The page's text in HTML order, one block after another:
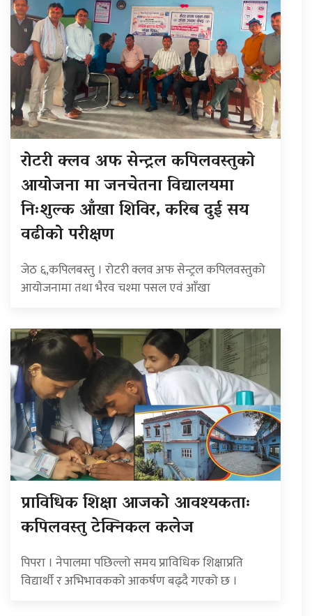
रोटरी क्लव अफ सेन्ट्रल कपिलवस्तुको
आयोजना मा जनचेतना विद्यालयमा
निःशुल्क आँखा शिविर, करिब दुई सय
वढीको परीक्षण
जेठ ६,कपिलबस्तु । रोटरी क्लव अफ सेन्ट्रल कपिलवस्तुको
आयोजनामा तथा भैरव चश्मा पसल एवं आँखा
प्राविधिक शिक्षा आजको आवश्यकताः
कपिलवस्तु टेक्निकल कलेज
पिपरा । नेपालमा पछिल्लो समय प्राविधिक शिक्षाप्रति
विद्यार्थी र अभिभावकको आकर्षण बढ्दै गएको छ ।